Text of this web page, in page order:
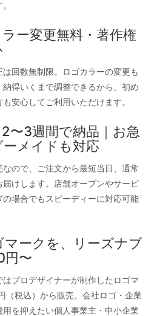
ー変更無料・著作権
回数無制限。ロゴカラーの変更も
得いくまで調整できるから、初め
安心してご利用いただけます。
〜3週間で納品｜お急
メイドも対応
ので、ご注文から最短当日、通常
届けします。店舗オープンやサービ
場合でもスピーディーに対応可能
マークを、リーズナブ
円〜
はプロデザイナーが制作したロゴマ
（税込）から販売。会社ロゴ・企業
を抑えたい個人事業主・中小企業